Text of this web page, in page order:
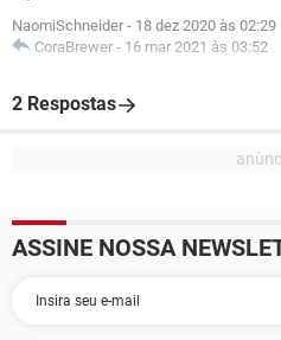
NaomiSchneider - 18 dez 2020 às 02:29
CoraBrewer - 16 mar 2021 às 03:52
2 Respostas
ASSINE NOSSA